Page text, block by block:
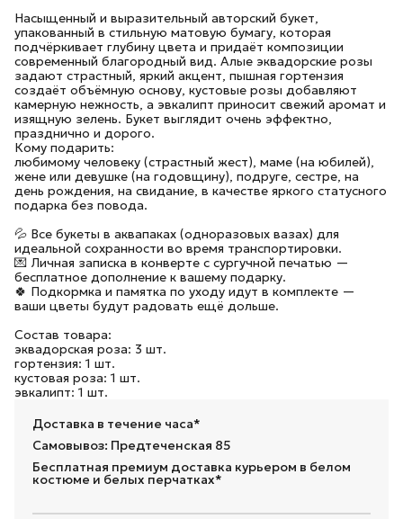
Насыщенный и выразительный авторский букет,
упакованный в стильную матовую бумагу, которая
подчёркивает глубину цвета и придаёт композиции
современный благородный вид. Алые эквадорские розы
задают страстный, яркий акцент, пышная гортензия
создаёт объёмную основу, кустовые розы добавляют
камерную нежность, а эвкалипт приносит свежий аромат и
изящную зелень. Букет выглядит очень эффектно,
празднично и дорого.
Кому подарить:
любимому человеку (страстный жест), маме (на юбилей),
жене или девушке (на годовщину), подруге, сестре, на
день рождения, на свидание, в качестве яркого статусного
подарка без повода.
💦 Все букеты в аквапаках (одноразовых вазах) для
идеальной сохранности во время транспортировки.
💌 Личная записка в конверте с сургучной печатью —
бесплатное дополнение к вашему подарку.
🍀 Подкормка и памятка по уходу идут в комплекте —
ваши цветы будут радовать ещё дольше.
Состав товара:
эквадорская роза: 3 шт.
гортензия: 1 шт.
кустовая роза: 1 шт.
эвкалипт: 1 шт.
Доставка в течение часа*
Самовывоз: Предтеченская 85
Бесплатная премиум доставка курьером в белом
костюме и белых перчатках*